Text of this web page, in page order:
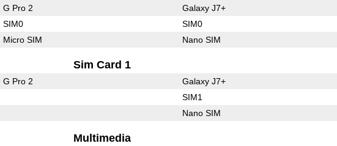
G Pro 2 Galaxy J7+
SIM0 SIM0
Micro SIM Nano SIM
Sim Card 1
G Pro 2 Galaxy J7+
SIM1
Nano SIM
Multimedia